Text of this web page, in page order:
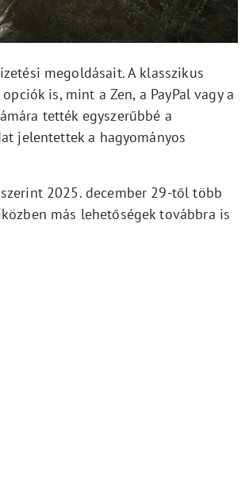
megoldásait. A klasszikus
is, mint a Zen, a PayPal vagy a
tették egyszerűbbé a
jelentettek a hagyományos
2025. december 29-től több
más lehetőségek továbbra is